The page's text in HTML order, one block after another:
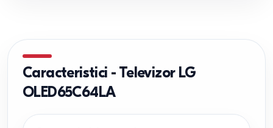
Caracteristici - Televizor LG
OLED65C64LA